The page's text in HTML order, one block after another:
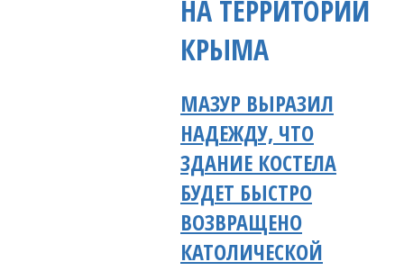
НА ТЕРРИТОРИИ
КРЫМА
МАЗУР ВЫРАЗИЛ
НАДЕЖДУ, ЧТО
ЗДАНИЕ КОСТЕЛА
БУДЕТ БЫСТРО
ВОЗВРАЩЕНО
КАТОЛИЧЕСКОЙ